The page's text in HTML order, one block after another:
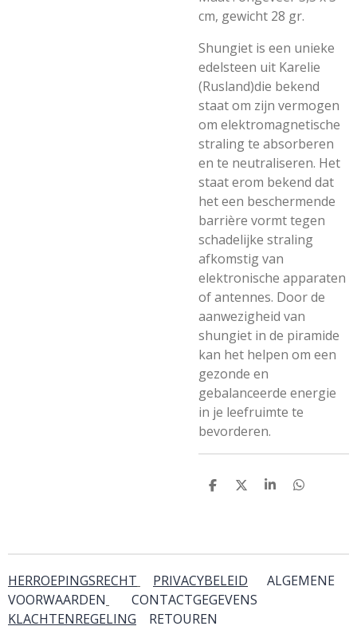
cm, gewicht 28 gr.
Shungiet is een unieke
edelsteen uit Karelie
(Rusland)die bekend
staat om zijn vermogen
om elektromagnetische
straling te absorberen
en te neutraliseren. Het
staat erom bekend dat
het een beschermende
barrière vormt tegen
schadelijke straling
afkomstig van
elektronische apparaten
of antennes. Door de
aanwezigheid van
shungiet in de piramide
kan het helpen om een
gezonde en
gebalanceerde energie
in je leefruimte te
bevorderen.
D
D
S
D
HERROEPINGSRECHT PRIVACYBELEID
ALGEMENE
VOORWAARDEN
CONTACTGEGEVENS
KLACHTENREGELING
RETOUREN